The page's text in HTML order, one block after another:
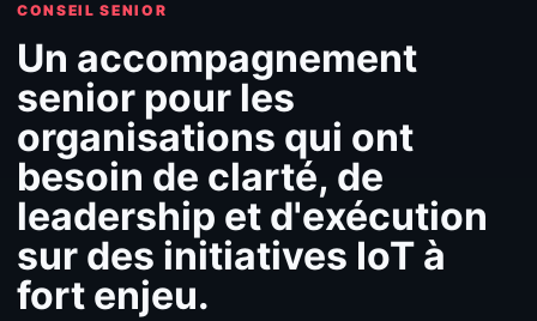
CONSEIL SENIOR
Un accompagnement
senior pour les
organisations qui ont
besoin de clarté, de
leadership et d'exécution
sur des initiatives IoT à
fort enjeu.